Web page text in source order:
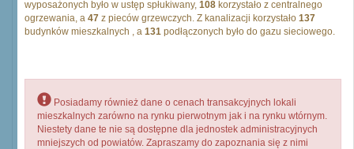
wyposażonych było w ustęp spłukiwany, 108 korzystało z centralnego
ogrzewania, a 47 z pieców grzewczych. Z kanalizacji korzystało 137
budynków mieszkalnych , a 131 podłączonych było do gazu sieciowego.
Posiadamy również dane o cenach transakcyjnych lokali
mieszkalnych zarówno na rynku pierwotnym jak i na rynku wtórnym.
Niestety dane te nie są dostępne dla jednostek administracyjnych
mniejszych od powiatów. Zapraszamy do zapoznania się z nimi